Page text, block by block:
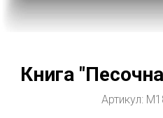
Книга
Артикул: